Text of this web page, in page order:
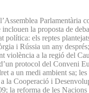
Parlamentària
inclouen la proposta de
política: els reptes
i Rússia un any
violència a la regió del
protocol del Conveni
a un medi ambient sa;
la Cooperació i
la reforma de les Nacions